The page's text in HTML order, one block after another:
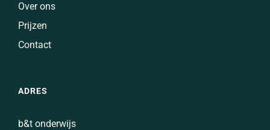
Over ons
Prijzen
Contact
ADRES
b&t onderwijs